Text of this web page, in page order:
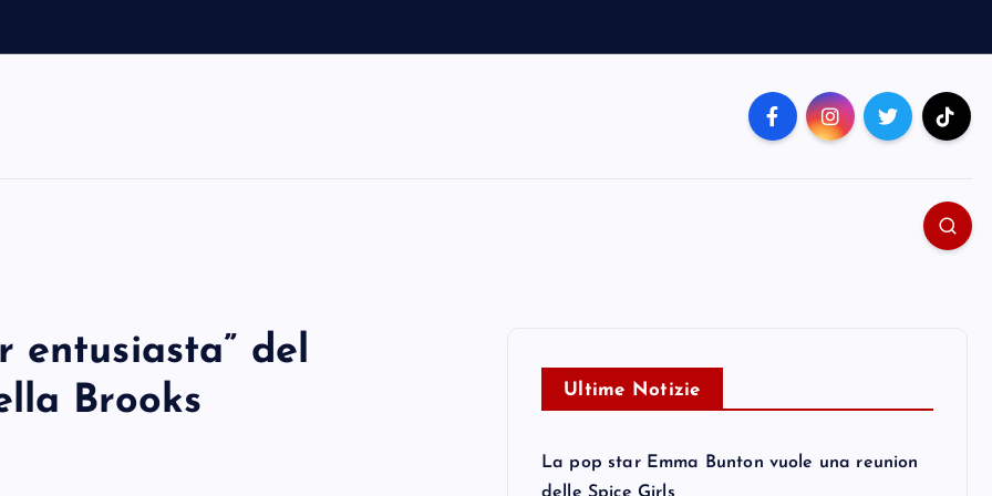
entusiasta” del
Brooks
Ultime Notizie
La pop star Emma Bunton vuole una reunion
delle Spice Girls